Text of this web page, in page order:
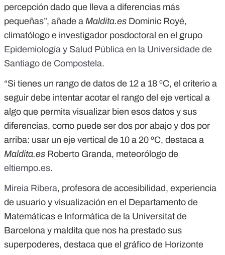
percepción dado que lleva a diferencias más
pequeñas”, añade a Maldita.es Dominic Royé,
climatólogo e investigador posdoctoral en el grupo
Epidemiología y Salud Pública en la Universidade de
Santiago de Compostela.
“Si tienes un rango de datos de 12 a 18 ºC, el criterio a
seguir debe intentar acotar el rango del eje vertical a
algo que permita visualizar bien esos datos y sus
diferencias, como puede ser dos por abajo y dos por
arriba: usar un eje vertical de 10 a 20 ºC, destaca a
Maldita.es Roberto Granda, meteorólogo de
eltiempo.es.
Mireia Ribera, profesora de accesibilidad, experiencia
de usuario y visualización en el Departamento de
Matemáticas e Informática de la Universitat de
Barcelona y maldita que nos ha prestado sus
superpoderes, destaca que el gráfico de Horizonte